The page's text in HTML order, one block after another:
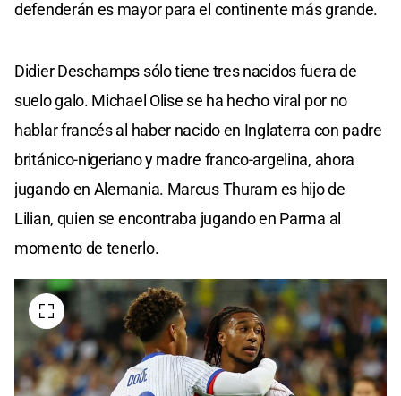
defenderán es mayor para el continente más grande.
Didier Deschamps sólo tiene tres nacidos fuera de
suelo galo. Michael Olise se ha hecho viral por no
hablar francés al haber nacido en Inglaterra con padre
británico-nigeriano y madre franco-argelina, ahora
jugando en Alemania. Marcus Thuram es hijo de
Lilian, quien se encontraba jugando en Parma al
momento de tenerlo.